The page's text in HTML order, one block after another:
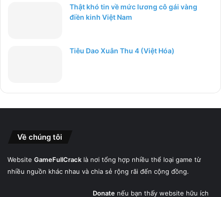
Thật khó tin về mức lương cô gái vàng
điền kinh Việt Nam
Tiêu Dao Xuân Thu 4 (Việt Hóa)
Về chúng tôi
Website GameFullCrack là nơi tổng hợp nhiều thể loại game từ
nhiều nguồn khác nhau và chia sẻ rộng rãi đến cộng đồng.
Donatenếu bạn thấy website hữu ích